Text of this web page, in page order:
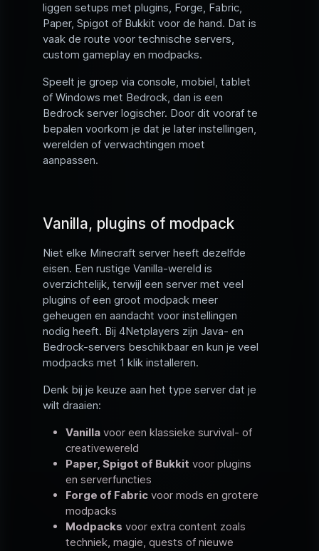
liggen setups met plugins, Forge, Fabric,
Paper, Spigot of Bukkit voor de hand. Dat is
vaak de route voor technische servers,
custom gameplay en modpacks.
Speelt je groep via console, mobiel, tablet
of Windows met Bedrock, dan is een
Bedrock server logischer. Door dit vooraf te
bepalen voorkom je dat je later instellingen,
werelden of verwachtingen moet
aanpassen.
Vanilla, plugins of modpack
Niet elke Minecraft server heeft dezelfde
eisen. Een rustige Vanilla-wereld is
overzichtelijk, terwijl een server met veel
plugins of een groot modpack meer
geheugen en aandacht voor instellingen
nodig heeft. Bij 4Netplayers zijn Java- en
Bedrock-servers beschikbaar en kun je veel
modpacks met 1 klik installeren.
Denk bij je keuze aan het type server dat je
wilt draaien:
Vanilla voor een klassieke survival- of
creativewereld
Paper, Spigot of Bukkit voor plugins
en serverfuncties
Forge of Fabric voor mods en grotere
modpacks
Modpacks voor extra content zoals
techniek, magie, quests of nieuwe